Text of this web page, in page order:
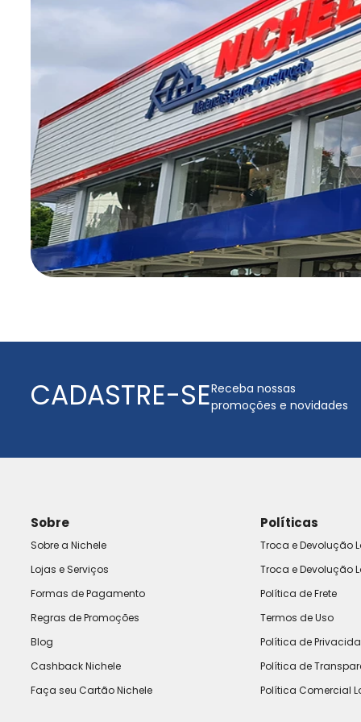
CADASTRE-SEReceba nossas
promoções e novidades
Sobre
Sobre a Nichele
Lojas e Serviços
Formas de Pagamento
Regras de Promoções
Blog
Cashback Nichele
Faça seu Cartão Nichele
Políticas
Troca e Devolução
Troca e Devolução
Política de Frete
Termos de Uso
Política de
Política de
Política Comercial